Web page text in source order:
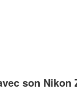
son Nikon